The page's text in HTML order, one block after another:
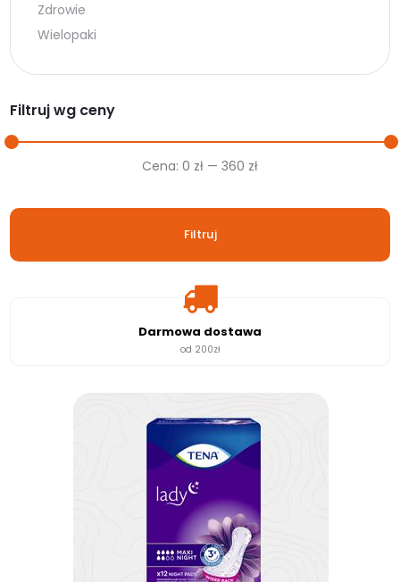
Zdrowie
Wielopaki
Filtruj wg ceny
Cena
Cena
Filtruj
Cena: 0 zł — 360 zł
Darmowa dostawa
od 200zł